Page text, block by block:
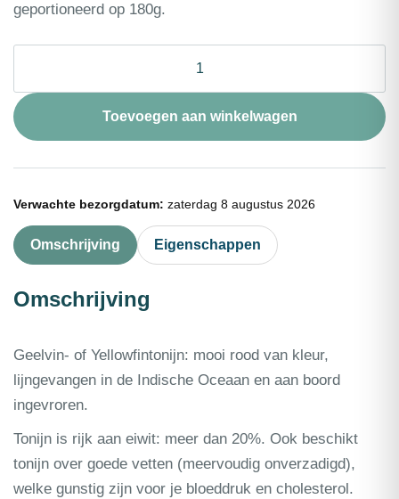
geportioneerd op 180g.
(refr.)
portie
180g
aantal
Toevoegen aan winkelwagen
Verwachte bezorgdatum: zaterdag 8 augustus 2026
Omschrijving Eigenschappen
Omschrijving
Geelvin- of Yellowfintonijn: mooi rood van kleur,
lijngevangen in de Indische Oceaan en aan boord
ingevroren.
Tonijn is rijk aan eiwit: meer dan 20%. Ook beschikt
tonijn over goede vetten (meervoudig onverzadigd),
welke gunstig zijn voor je bloeddruk en cholesterol.